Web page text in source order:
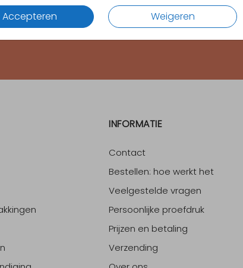
Accepteren Weigeren
4.65van1700 + reviews
INFORMATIE
Contact
Bestellen: hoe werkt het
Veelgestelde vragen
Persoonlijke proefdruk
Prijzen en betaling
Verzending